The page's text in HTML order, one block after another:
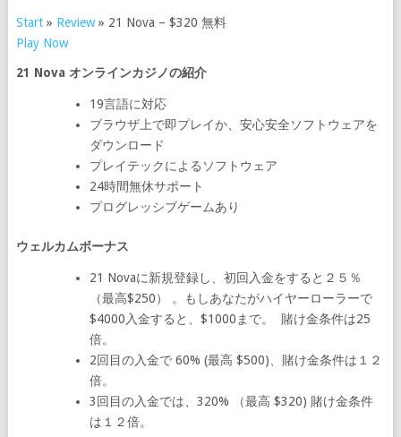
Start» Review» 21 Nova – $320 無料
Play Now
21 Nova オンラインカジノの紹介
19言語に対応
ブラウザ上で即プレイか、安心安全ソフトウェアを
ダウンロード
プレイテックによるソフトウェア
24時間無休サポート
プログレッシブゲームあり
ウェルカムボーナス
21 Novaに新規登録し、初回入金をすると２５％
（最高$250） 。もしあなたがハイヤーローラーで
$4000入金すると、$1000まで。 賭け金条件は25
倍。
2回目の入金で 60% (最高 $500)、賭け金条件は１２
倍。
3回目の入金では、320% （最高 $320) 賭け金条件
は１２倍。